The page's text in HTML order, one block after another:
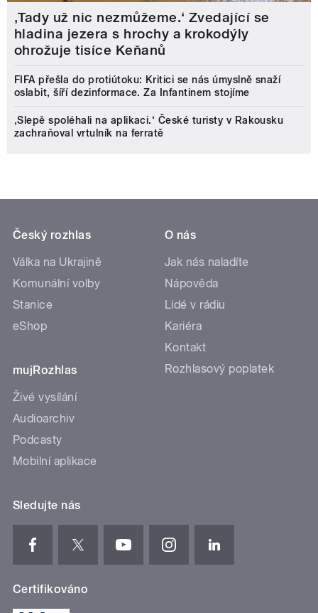
‚Tady už nic nezmůžeme.‘ Zvedající se
hladina jezera s hrochy a krokodýly
ohrožuje tisíce Keňanů
FIFA přešla do protiútoku: Kritici se nás úmyslně snaží
oslabit, šíří dezinformace. Za Infantinem stojíme
‚Slepě spoléhali na aplikaci.‘ České turisty v Rakousku
zachraňoval vrtulník na ferratě
Český rozhlas
Válka na Ukrajině
Komunální volby
Stanice
eShop
mujRozhlas
Živé vysílání
Audioarchiv
Podcasty
Mobilní aplikace
O nás
Jak nás naladíte
Nápověda
Lidé v rádiu
Kariéra
Kontakt
Rozhlasový poplatek
Sledujte nás
Certifikováno